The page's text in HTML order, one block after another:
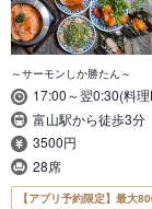
～サーモンしか勝たん～
17:00～翌0:30(料
富山駅から徒歩3分
3500円
28席
【アプリ予約限定】最大